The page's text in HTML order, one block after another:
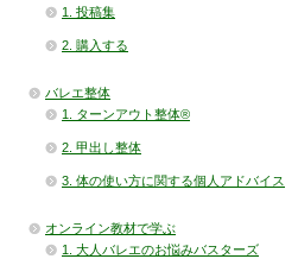
1. 投稿集
2. 購入する
バレエ整体
1. ターンアウト整体®
2. 甲出し整体
3. 体の使い方に関する個人アドバイス
オンライン教材で学ぶ
1. 大人バレエのお悩みバスターズ